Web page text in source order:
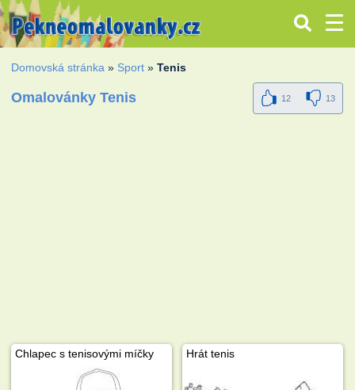
Domovská stránka » Sport »Tenis
Omalovánky Tenis 12 13
Chlapec s tenisovými míčky Hrát tenis